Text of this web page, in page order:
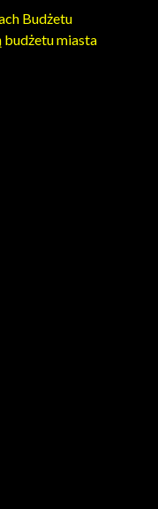
Budżetu
miasta